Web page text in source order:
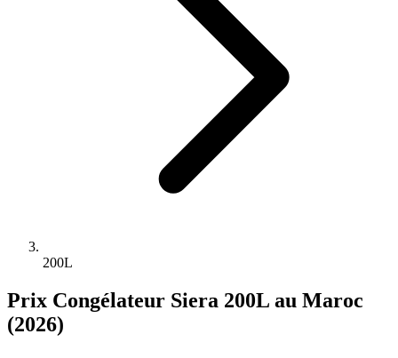
200L
Prix Congélateur Siera 200L au Maroc
(2026)